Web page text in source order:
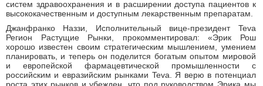
систем здравоохранения и в расширении доступа пациентов к
высококачественным и доступным лекарственным препаратам.
Джанфранко Наззи, Исполнительный вице-президент Teva
Регион Растущие Рынки, прокомментировал: «Эрик Рош
хорошо известен своим стратегическим мышлением, умением
планировать, и теперь он поделится богатым опытом мировой
и европейской фармацевтической промышленности с
российским и евразийским рынками Teva. Я верю в потенциал